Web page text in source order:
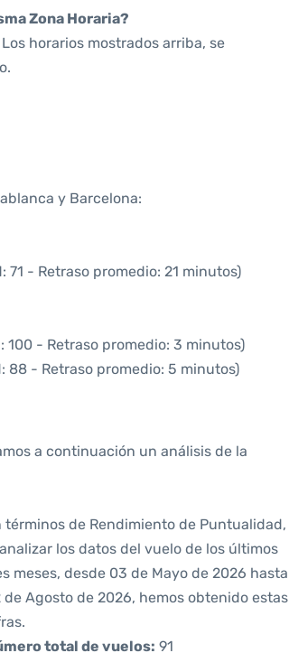
Zona Horaria?
horarios mostrados arriba, se
y Barcelona:
- Retraso promedio: 21 minutos)
- Retraso promedio: 3 minutos)
88 - Retraso promedio: 5 minutos)
a continuación un análisis de la
términos de Rendimiento de Puntualidad,
los datos del vuelo de los últimos
meses, desde 03 de Mayo de 2026 hasta
de Agosto de 2026, hemos obtenido estas
total de vuelos: 91